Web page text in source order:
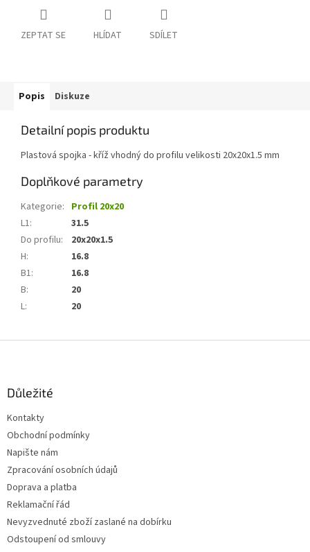
ZEPTAT SE HLÍDAT SDÍLET
Popis Diskuze
Detailní popis produktu
Plastová spojka - kříž vhodný do profilu velikosti 20x20x1.5 mm
Doplňkové parametry
Kategorie: Profil 20x20
L1:
31.5
Do profilu:
20x20x1.5
H:
16.8
B1:
16.8
B:
20
L: 20
Důležité
Kontakty
Obchodní podmínky
Napište nám
Zpracování osobních údajů
Doprava a platba
Reklamační řád
Nevyzvednuté zboží zaslané na dobírku
Odstoupení od smlouvy